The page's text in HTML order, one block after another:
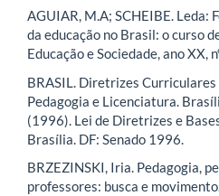
AGUIAR, M.A; SCHEIBE. Leda:
da educação no Brasil: o curso
Educação e Sociedade, ano XX,
BRASIL. Diretrizes
Pedagogia e Licenciatura.
(1996). Lei de Diretrizes e
Brasília. DF: Senado 1996.
BRZEZINSKI, Iria. Pedagogia,
professores: busca e